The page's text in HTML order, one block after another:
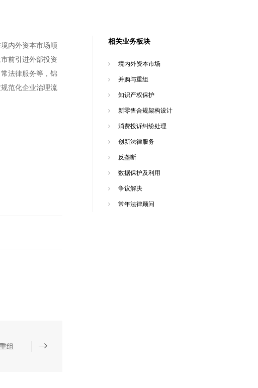
内外资本市场顺
前引进外部投资
法律服务等，锦
范化企业治理流
组
相关业务板块
境内外资本市场
并购与重组
知识产权保护
新零售合规架构设计
消费投诉纠纷处理
创新法律服务
反垄断
数据保护及利用
争议解决
常年法律顾问